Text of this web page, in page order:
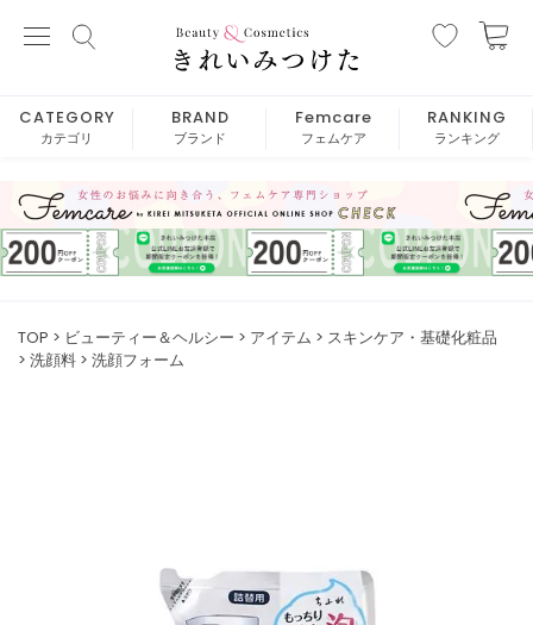
CATEGORY
カテゴリ
BRAND
ブランド
Femcare
フェムケア
RANKING
ランキング
TOP ビューティー＆ヘルシー アイテム
スキンケア・基礎化粧品
洗顔料
洗顔フォーム